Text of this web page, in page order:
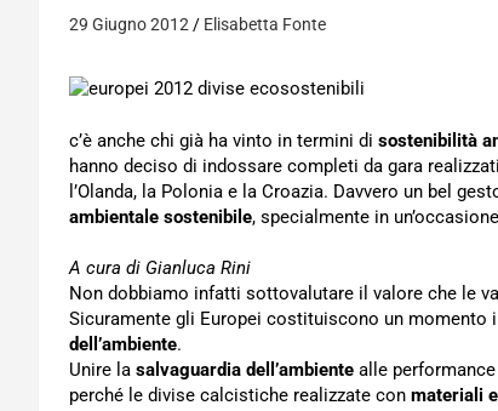
29 Giugno 2012 Elisabetta Fonte
c’è anche chi già ha vinto in termini di sostenibilità
hanno deciso di indossare completi da gara
l’Olanda, la Polonia e la Croazia. Davvero un bel
ambientale sostenibile, specialmente in
A cura di Gianluca Rini
Non dobbiamo infatti sottovalutare il valore che le
Sicuramente gli Europei costituiscono un momento
dell’ambiente.
Unire la salvaguardia dell’ambiente alle
perché le divise calcistiche realizzate con materiali